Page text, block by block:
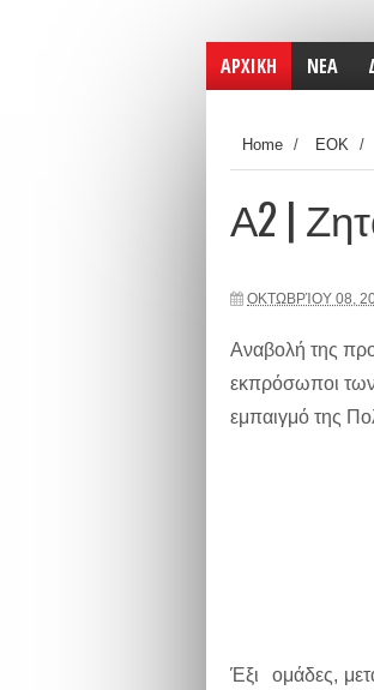
ΑΡΧΙΚΗ ΝΕΑ
Home / ΕΟΚ /
Α2 |
ΟΚΤΩΒΡΊΟΥ 08,
Αναβολή της
εκπρόσωποι
εμπαιγμό της
Έξι ομάδες,